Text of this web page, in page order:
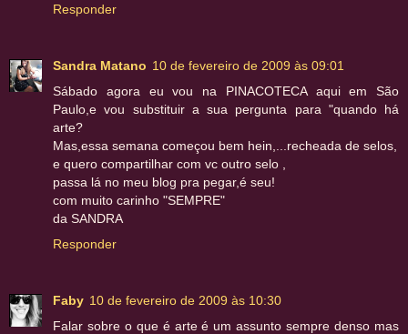
Responder
Sandra Matano 10 de fevereiro de 2009 às 09:01
Sábado agora eu vou na PINACOTECA aqui em São
Paulo,e vou substituir a sua pergunta para "quando há
arte?
Mas,essa semana começou bem hein,...recheada de selos,
e quero compartilhar com vc outro selo
passa lá no meu blog pra pegar,é seu!
com muito carinho "SEMPRE"
da SANDRA
Responder
Faby 10 de fevereiro de 2009 às 10:30
Falar sobre o que é arte é um assunto sempre denso mas